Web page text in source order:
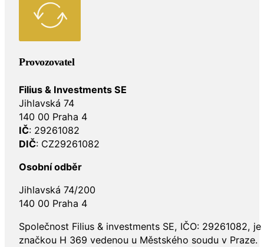
Provozovatel
Filius & Investments SE
Jihlavská 74
140 00 Praha 4
IČ: 29261082
DIČ: CZ29261082
Osobní odběr
Jihlavská 74/200
140 00 Praha 4
Společnost Filius & investments SE, IČO: 29261082,
značkou H 369 vedenou u Městského soudu v Praze.